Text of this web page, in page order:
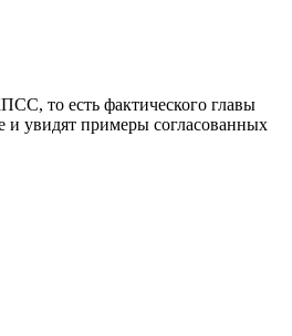
то есть фактического главы
и увидят примеры согласованных